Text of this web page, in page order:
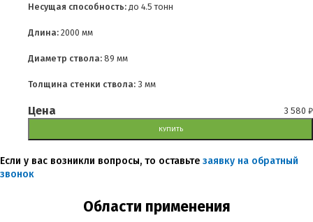
Несущая способность: до 4.5 тонн
Длина: 2000 мм
Диаметр ствола: 89 мм
Толщина стенки ствола: 3 мм
Цена 3 580 ₽
КУПИТЬ
Если у вас возникли вопросы, то оставьте заявку на обратный
звонок
Области применения